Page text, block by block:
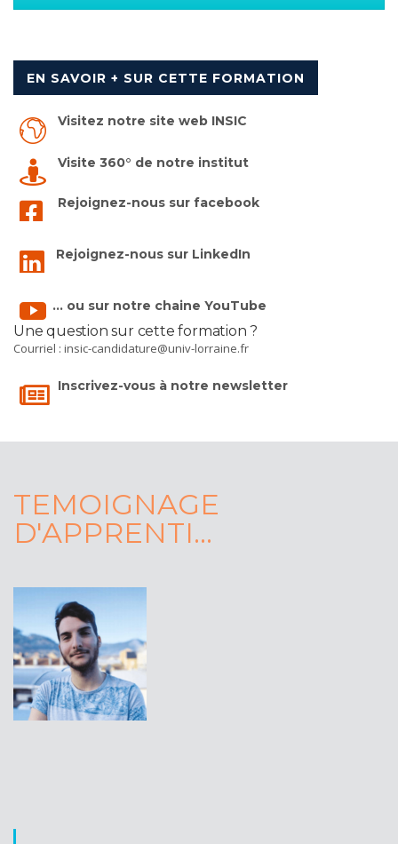
EN SAVOIR + SUR CETTE FORMATION
Visitez notre site web INSIC
Visite 360° de notre institut
Rejoignez-nous sur facebook
Rejoignez-nous sur LinkedIn
... ou sur notre chaine YouTube
Une question sur cette formation ?
Courriel : insic-candidature@univ-lorraine.fr
Inscrivez-vous à notre newsletter
TEMOIGNAGE
D'APPRENTI...